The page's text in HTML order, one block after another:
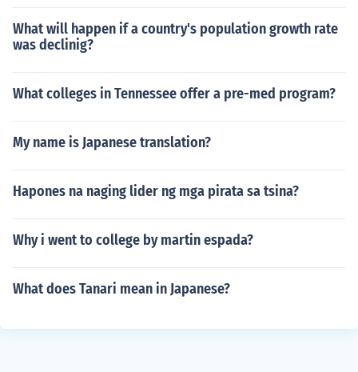
What will happen if a country's population growth rate
was declinig?
What colleges in Tennessee offer a pre-med program?
My name is Japanese translation?
Hapones na naging lider ng mga pirata sa tsina?
Why i went to college by martin espada?
What does Tanari mean in Japanese?